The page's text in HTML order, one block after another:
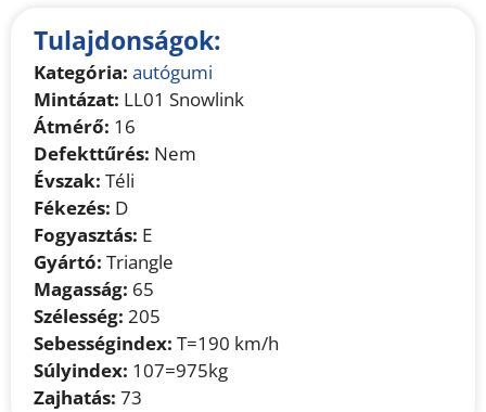
Tulajdonságok:
Kategória: autógumi
Mintázat: LL01 Snowlink
Átmérő: 16
Defekttűrés: Nem
Évszak: Téli
Fékezés: D
Fogyasztás: E
Gyártó: Triangle
Magasság: 65
Szélesség: 205
Sebességindex: T=190 km/h
Súlyindex: 107=975kg
Zajhatás: 73